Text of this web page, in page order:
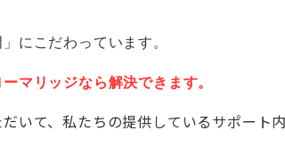
にこだわっています。
ーマリッジなら解決できます。
いて、私たちの提供しているサポート